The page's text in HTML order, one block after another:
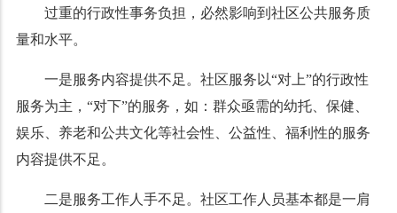
过重的行政性事务负担，必然影响到社区公共服务质
量和水平。
一是服务内容提供不足。社区服务以“对上”的行政性
服务为主，“对下”的服务，如：群众亟需的幼托、保健、
娱乐、养老和公共文化等社会性、公益性、福利性的服务
内容提供不足。
二是服务工作人手不足。社区工作人员基本都是一肩